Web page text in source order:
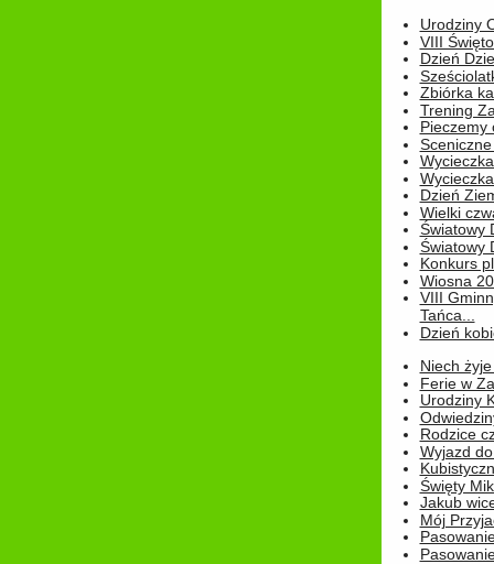
Urodziny
VIII
Dzień
Zbiórka
Trening
Pieczemy
Dzień
Wielki
Światowy
Światowy
Konkurs
Wiosna
VIII
Tańca...
Dzień
Niech
Ferie w
Urodziny
Rodzice
Wyjazd
Święty
Jakub
Mój